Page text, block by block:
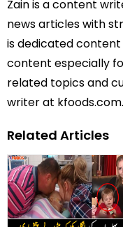
Zain is a content
news articles with
is dedicated
content especially
related topics and
writer at kfoods.com.
Related Articles